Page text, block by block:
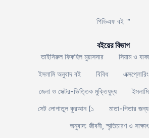
পিডিএফ বই ™
বইয়ের বিভাগ
তাইসিরুল ফিকহিল মুয়াসসার
সিয়াম ও
ইসলামি অনুবাদ বই
বিবিধ
জেলা ও সেক্টর-ভিত্তিক মুক্তিযুদ্ধ
সেট লোগাতুল কুরআন (১
মাতা-পিতার
অনুবাদ: জীবনী, স্মৃতিচারণ ও